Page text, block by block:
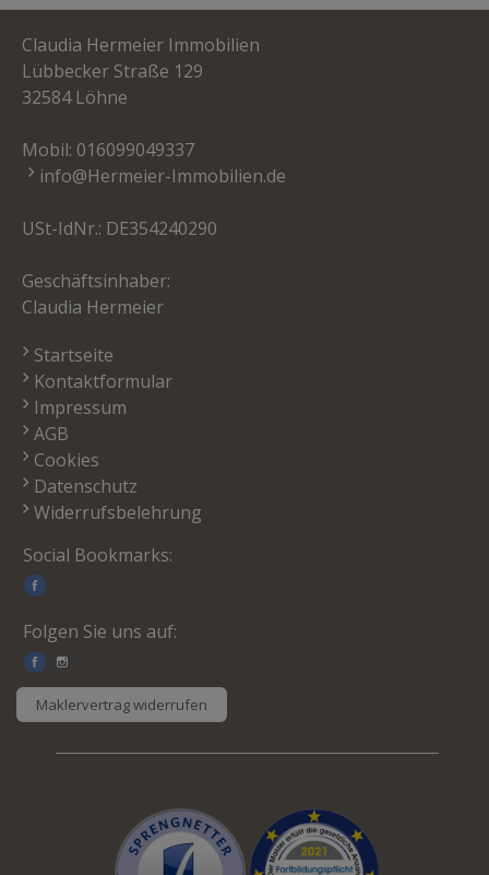
Claudia Hermeier Immobilien
Lübbecker Straße 129
32584 Löhne
Mobil: 016099049337
info@Hermeier-Immobilien.de
USt-IdNr.: DE354240290
Geschäftsinhaber:
Claudia Hermeier
Startseite
Kontaktformular
Impressum
AGB
Cookies
Datenschutz
Widerrufsbelehrung
Social Bookmarks:
Folgen Sie uns auf:
Maklervertrag widerrufen